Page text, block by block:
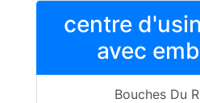
centre
avec
Bouches Du